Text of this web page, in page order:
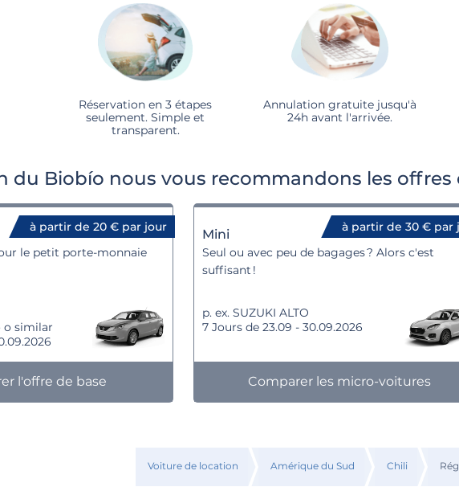
Réservation en 3 étapes
seulement. Simple et
transparent.
Annulation gratuite jusqu'à
24h avant l'arrivée.
du Biobío nous vous recommandons les
à partir de 20 € par jour
le petit porte-monnaie
o similar
l'offre de base
à partir de 30 € par
Mini
Seul ou avec peu de bagages ? Alors c'est
suffisant !
p. ex. SUZUKI ALTO
7 Jours de 23.09 - 30.09.2026
Comparer les micro-voitures
Voiture de location Amérique du Sud Chili